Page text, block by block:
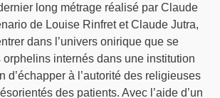
long métrage réalisé par Claude
de Louise Rinfret et Claude Jutra,
dans l’univers onirique que se
orphelins internés dans une institution
d’échapper à l’autorité des religieuses
des patients. Avec l’aide d’un